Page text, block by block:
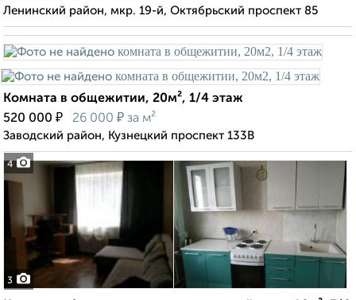
Ленинский район, мкр. 19-й, Октябрьский проспект 85
4
Комната в общежитии, 20м², 1/4 этаж
520 000 ₽ 26 000 ₽ за м²
Заводский район, Кузнецкий проспект 133В
3